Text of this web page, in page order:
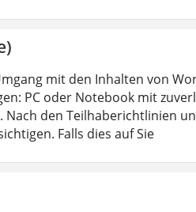
mit den Inhalten von
PC oder Notebook mit
Nach den Teilhaberichtlinien
Falls dies auf Sie